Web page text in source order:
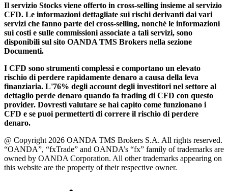
Il servizio Stocks viene offerto in cross-selling insieme al servizio
CFD. Le informazioni dettagliate sui rischi derivanti dai vari
servizi che fanno parte del cross-selling, nonché le informazioni
sui costi e sulle commissioni associate a tali servizi, sono
disponibili sul sito OANDA TMS Brokers nella sezione
Documenti.
I CFD sono strumenti complessi e comportano un elevato
rischio di perdere rapidamente denaro a causa della leva
finanziaria. L'76% degli account degli investitori nel settore al
dettaglio perde denaro quando fa trading di CFD con questo
provider. Dovresti valutare se hai capito come funzionano i
CFD e se puoi permetterti di correre il rischio di perdere
denaro.
@ Copyright 2026 OANDA TMS Brokers S.A. All rights reserved.
“OANDA”, “fxTrade” and OANDA’s “fx” family of trademarks are
owned by OANDA Corporation. All other trademarks appearing on
this website are the property of their respective owner.